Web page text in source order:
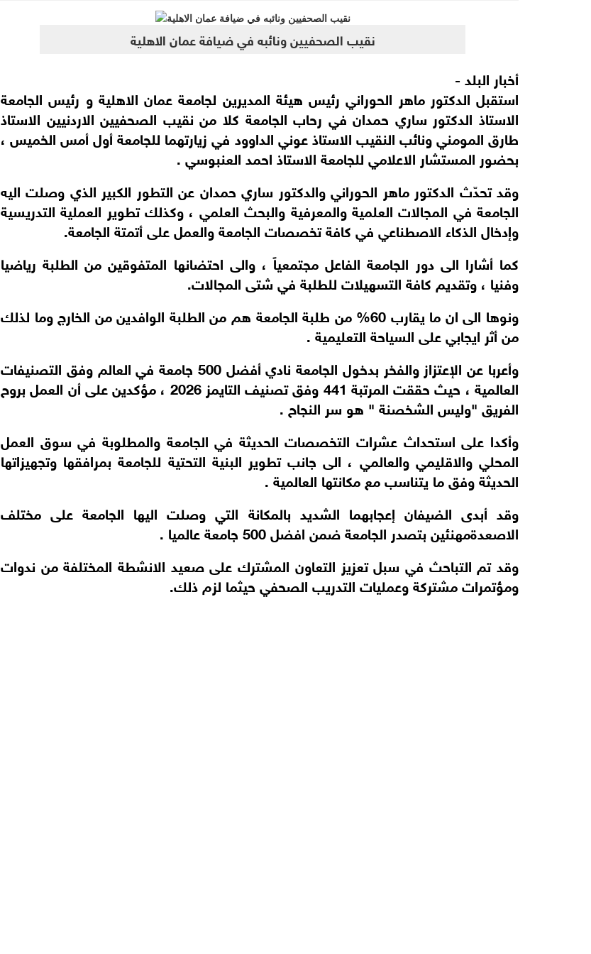
نقيب الصحفيين ونائبه في ضيافة عمان الاهلية
أخبار البلد -
استقبل الدكتور ماهر الحوراني رئيس هيئة المديرين لجامعة عمان الاهلية و رئيس الجامعة
الاستاذ الدكتور ساري حمدان في رحاب الجامعة كلا من نقيب الصحفيين الاردنيين الاستاذ
طارق المومني ونائب النقيب الاستاذ عوني الداوود في زيارتهما للجامعة أول أمس الخميس ،
بحضور المستشار الاعلامي للجامعة الاستاذ احمد العنبوسي .
وقد تحدّث الدكتور ماهر الحوراني والدكتور ساري حمدان عن التطور الكبير الذي وصلت اليه
الجامعة في المجالات العلمية والمعرفية والبحث العلمي ، وكذلك تطوير العملية التدريسية
وإدخال الذكاء الاصطناعي في كافة تخصصات الجامعة والعمل على أتمتة الجامعة.
كما أشارا الى دور الجامعة الفاعل مجتمعياً ، والى احتضانها المتفوقين من الطلبةرياضيا
وفنيا ، وتقديم كافة التسهيلات للطلبة في شتى المجالات.
ونوها الى ان ما يقارب 60% من طلبة الجامعة هم من الطلبة الوافدين من الخارج وما لذلك
من أثر ايجابي على السياحة التعليمية .
وأعربا عن الإعتزاز والفخر بدخول الجامعة ناديأفضل500 جامعة في العالم وفق التصنيفات
العالمية ، حيث حققت المرتبة 441 وفق تصنيف التايمز 2026 ، مؤكدين على أن العمل بروح
الفريق "وليس الشخصنة " هو سر النجاح .
وأكدا على استحداث عشرات التخصصات الحديثة في الجامعة والمطلوبة في سوق العمل
المحلي والاقليمي والعالمي ، الى جانب تطوير البنية التحتية للجامعة بمرافقها وتجهيزاتها
الحديثة وفق ما يتناسب مع مكانتها العالمية .
وقد أبدى الضيفان إعجابهما الشديد بالمكانة التي وصلت اليها الجامعة على مختلف
الاصعدةمهنئين بتصدر الجامعة ضمن افضل 500 جامعة عالميا .
وقد تم التباحث في سبل تعزيز التعاون المشترك على صعيد الانشطة المختلفة من ندوات
ومؤتمرات مشتركة وعمليات التدريب الصحفي حيثما لزم ذلك.